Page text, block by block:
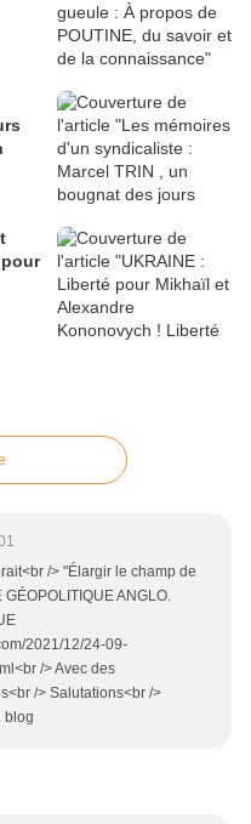
/> "Élargir le champ de
ANGLO.
2021/12/24-09-
/> Avec des
/> Salutations<br />
blog